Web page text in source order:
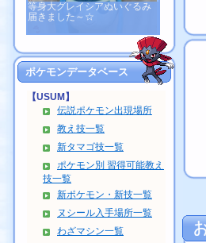
等身大グレイシアぬいぐるみ
届きました～☆
ポケモンデータベース
【USUM】
伝説ポケモン出現場所
教え技一覧
新タマゴ技一覧
ポケモン別 習得可能教え
技一覧
新ポケモン・新技一覧
ヌシール入手場所一覧
わざマシン一覧